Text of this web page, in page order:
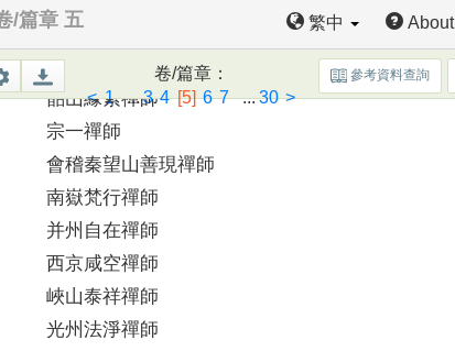
/篇章 五 繁中 About
卷/篇章：
< 1...3 4 [5] 6 7...30 >
參考資料查詢
制空山道進禪師
善快禪師
韶山緣素禪師
宗一禪師
會稽秦望山善現禪師
南嶽梵行禪師
并州自在禪師
西京咸空禪師
峽山泰祥禪師
光州法淨禪師